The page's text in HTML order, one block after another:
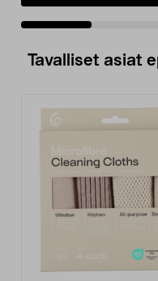
Tavalliset asiat